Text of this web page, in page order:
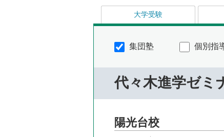
大学受験
集団塾 個別指
代々木進学ゼミ
陽光台校